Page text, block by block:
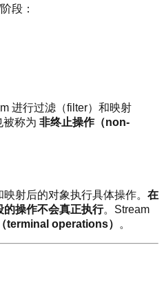
段：
进行过滤（filter）和映射
被称为 非终止操作（non-
射后的对象执行具体操作。 在
的操作不会真正执行。Stream
terminal operations） 。